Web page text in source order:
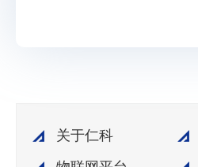
关于仁科